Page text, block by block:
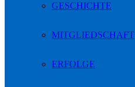
GESCHICHTE
MITGLIEDSCHAFT
ERFOLGE